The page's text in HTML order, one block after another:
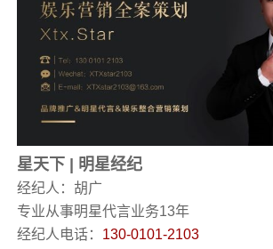
星天下 明星经纪
经纪人：胡广
专业从事明星代言业务13年
经纪人电话： 130-0101-2103